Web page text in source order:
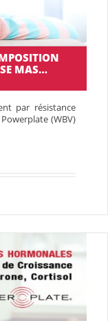
MAS…
par résistance
(WBV)